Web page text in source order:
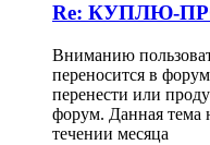
Re: КУПЛЮ-
Вниманию
переносится в
перенести или
форум. Данная тема
течении месяца